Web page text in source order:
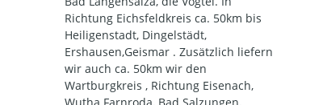
Richtung Eichsfeldkreis ca. 50km bis
Heiligenstadt, Dingelstädt,
Ershausen,Geismar . Zusätzlich liefern
wir auch ca. 50km wir den
Wartburgkreis , Richtung Eisenach,